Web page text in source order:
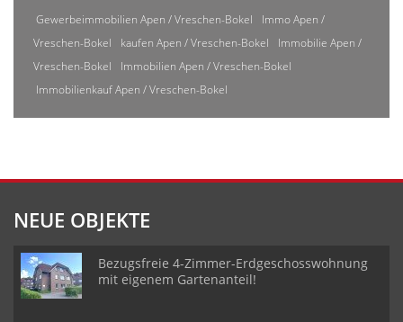
Gewerbeimmobilien Apen / Vreschen-Bokel
Immo Apen /
Vreschen-Bokel
kaufen Apen / Vreschen-Bokel
Immobilie Apen /
Vreschen-Bokel
Immobilien Apen / Vreschen-Bokel
Immobilienkauf Apen / Vreschen-Bokel
NEUE OBJEKTE
Bezugsfreie 4-Zimmer-Erdgeschosswohnung
mit eigenem Gartenanteil!